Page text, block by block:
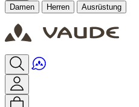
Damen Herren Ausrüstung